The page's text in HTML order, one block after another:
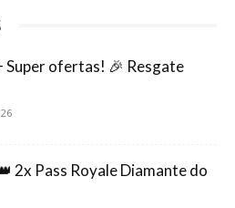
Super ofertas! 🎉 Resgate
2x Pass Royale Diamante do